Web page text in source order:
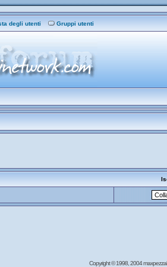
degli utenti Gruppi utenti
Copyright © 1998, 2004